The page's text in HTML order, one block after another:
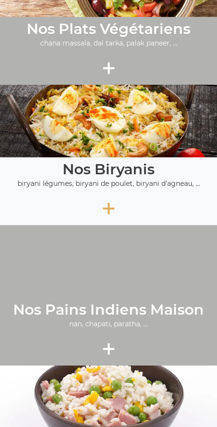
Nos Plats Végétariens
chana massala, dal tarka, palak paneer, ...
+
Nos Biryanis
biryani légumes, biryani de poulet, biryani d'agneau, ...
+
Nos Pains Indiens Maison
nan, chapati, paratha, ...
+